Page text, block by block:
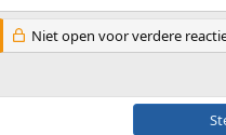
Niet open voor verdere